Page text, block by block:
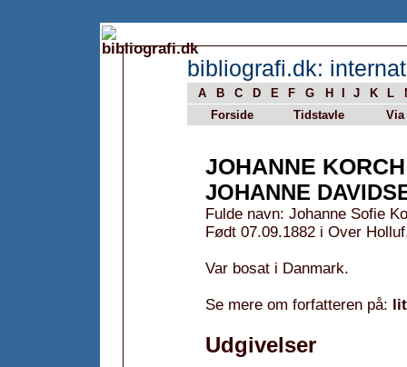
bibliografi.dk:
A B C D E F G H J K L
Forside
Tidstavle Via
JOHANNE KORCH
JOHANNE
Fulde navn: Johanne Sofie
Født 07.09.1882 i Over
Var bosat i Danmark.
Se mere om forfatteren på:
Udgivelser